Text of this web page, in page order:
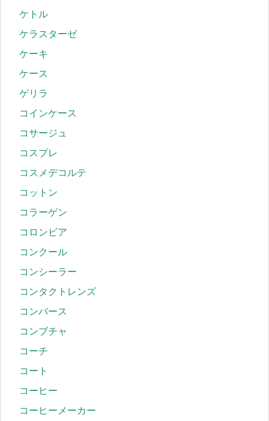
ケトル
ケラスターゼ
ケーキ
ケース
ゲリラ
コインケース
コサージュ
コスプレ
コスメデコルテ
コットン
コラーゲン
コロンビア
コンクール
コンシーラー
コンタクトレンズ
コンバース
コンブチャ
コーチ
コート
コーヒー
コーヒーメーカー